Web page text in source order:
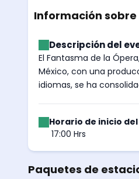
Información sobre
Descripción del
El Fantasma de la
México, con una
idiomas, se ha
Horario de inicio
17:00 Hrs
Paquetes de